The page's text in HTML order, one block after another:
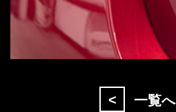
< 一覧へ